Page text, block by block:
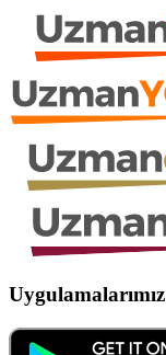
Uygulamalarımız